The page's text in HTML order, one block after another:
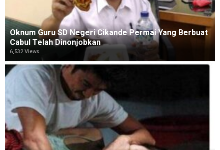
Oknum Guru SD Negeri Cikande Permai Yang Berbuat
Cabul Telah Dinonjobkan
6,532 Views